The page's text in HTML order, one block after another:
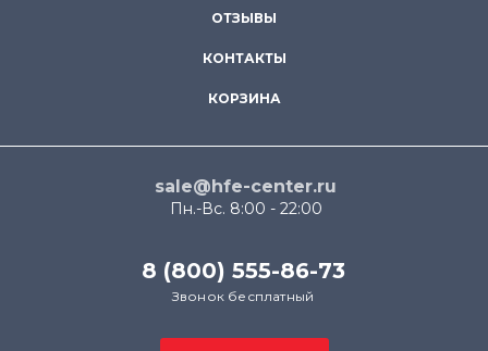
ОТЗЫВЫ
КОНТАКТЫ
КОРЗИНА
sale@hfe-center.ru
Пн.-Вс. 8:00 - 22:00
8 (800) 555-86-73
Звонок бесплатный